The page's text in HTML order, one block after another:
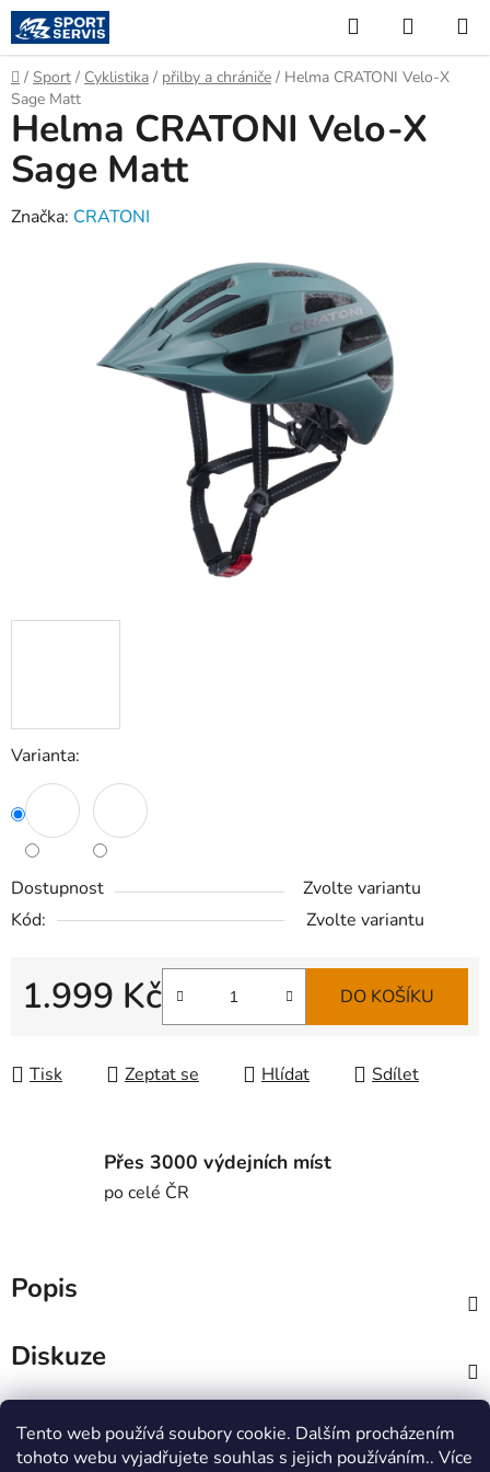
Tento web používá soubory cookie. Dalším procházením
tohoto webu vyjadřujete souhlas s jejich používáním.. Více
Přejít
na
obsah
Hledat
KOŠÍK
Domů
/ Sport / Cyklistika / přilby a chrániče / Helma CRATONI Velo-X
Sage Matt
Varianta:
Dostupnost
Zvolte variantu
Kód:
Zvolte variantu
1.999 Kč DO KOŠÍKU
Tisk Zeptat se Hlídat Sdílet
Helma CRATONI Velo-X
Sage Matt
Značka: CRATONI
Přes 3000 výdejních míst
po celé ČR
Popis
Diskuze
Z
MTWorkout Fitness prcek